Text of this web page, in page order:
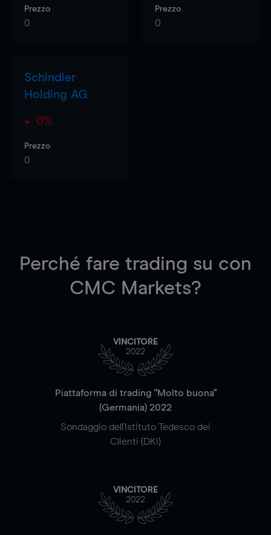
Prezzo
0
Prezzo
0
Schindler
Holding AG
0%
Prezzo
0
Perché fare trading su con
CMC Markets?
VINCITORE
2022
Piattaforma di trading "Molto buona"
(Germania) 2022
Sondaggio dell'Istituto Tedesco dei
Clienti (DKI)
VINCITORE
2022